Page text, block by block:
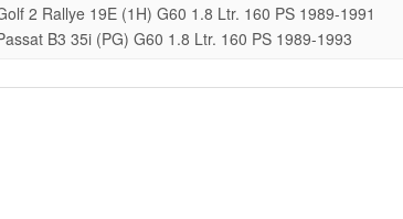
2 Rallye 19E (1H) G60 1.8 Ltr. 160 PS 1989-1991
B3 35i (PG) G60 1.8 Ltr. 160 PS 1989-1993